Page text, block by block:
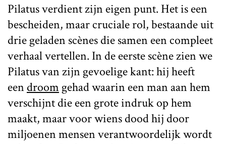
Pilatus verdient zijn eigen punt. Het is een
bescheiden, maar cruciale rol, bestaande uit
drie geladen scènes die samen een compleet
verhaal vertellen. In de eerste scène zien we
Pilatus van zijn gevoelige kant: hij heeft
eendroomgehad waarin een man aan hem
verschijnt die een grote indruk op hem
maakt, maar voor wiens dood hij door
miljoenen mensen verantwoordelijk wordt